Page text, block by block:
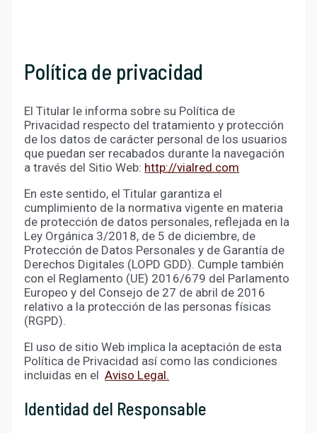
Política de privacidad
El Titular le informa sobre su Política de
Privacidad respecto del tratamiento y protección
de los datos de carácter personal de los usuarios
que puedan ser recabados durante la navegación
a través del Sitio Web: http://vialred.com
En este sentido, el Titular garantiza el
cumplimiento de la normativa vigente en materia
de protección de datos personales, reflejada en la
Ley Orgánica 3/2018, de 5 de diciembre, de
Protección de Datos Personales y de Garantía de
Derechos Digitales (LOPD GDD). Cumple también
con el Reglamento (UE) 2016/679 del Parlamento
Europeo y del Consejo de 27 de abril de 2016
relativo a la protección de las personas físicas
(RGPD).
El uso de sitio Web implica la aceptación de esta
Política de Privacidad así como las condiciones
incluidas en elAviso Legal.
Identidad del Responsable